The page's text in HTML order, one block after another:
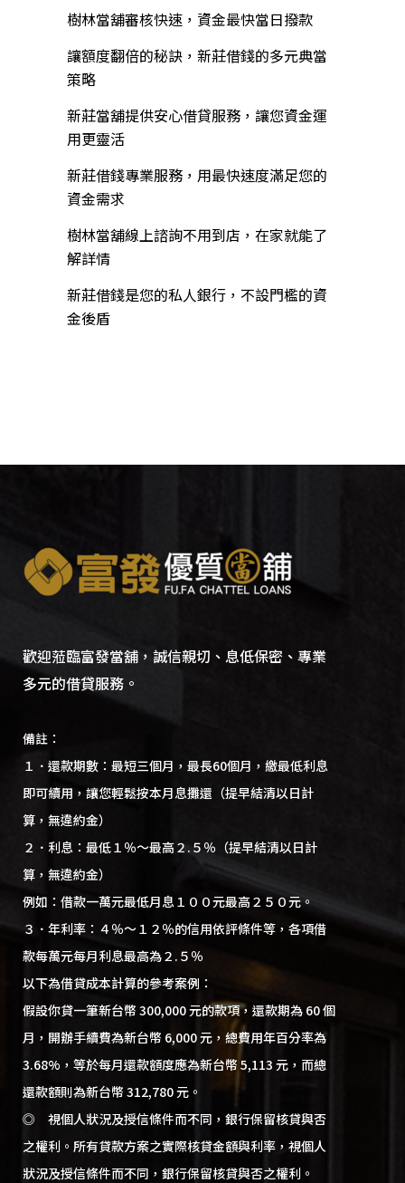
樹林當舖審核快速，資金最快當日撥款
讓額度翻倍的秘訣，新莊借錢的多元典當
策略
新莊當舖提供安心借貸服務，讓您資金運
用更靈活
新莊借錢專業服務，用最快速度滿足您的
資金需求
樹林當舖線上諮詢不用到店，在家就能了
解詳情
新莊借錢是您的私人銀行，不設門檻的資
金後盾
歡迎蒞臨富發當舖，誠信親切、息低保密、專業
多元的借貸服務。
備註：
１．還款期數：最短三個月，最長60個月，繳最低利息
即可續用，讓您輕鬆按本月息攤還（提早結清以日計
算，無違約金）
２．利息：最低１％～最高２.５％（提早結清以日計
算，無違約金）
例如：借款一萬元最低月息１００元最高２５０元。
３．年利率：４％～１２％的信用依評條件等，各項借
款每萬元每月利息最高為２.５％
以下為借貸成本計算的參考案例：
假設你貸一筆新台幣 300,000 元的款項，還款期為 60 個
月，開辦手續費為新台幣 6,000 元，總費用年百分率為
3.68%，等於每月還款額度應為新台幣 5,113 元，而總
還款額則為新台幣 312,780 元。
◎ 視個人狀況及授信條件而不同，銀行保留核貸與否
之權利。所有貸款方案之實際核貸金額與利率，視個人
狀況及授信條件而不同，銀行保留核貸與否之權利。